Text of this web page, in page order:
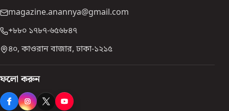
magazine.anannya@gmail.com
+৮৮০ ১৭৮৭-৬৫৬৮৪৭
৪০, কাওরান বাজার, ঢাকা-১২১৫
ফলো করুন